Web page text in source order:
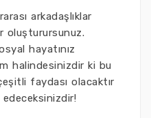
arkadaşlıklar
oluşturursunuz.
hayatınız
halindesinizdir ki bu
faydası olacaktır